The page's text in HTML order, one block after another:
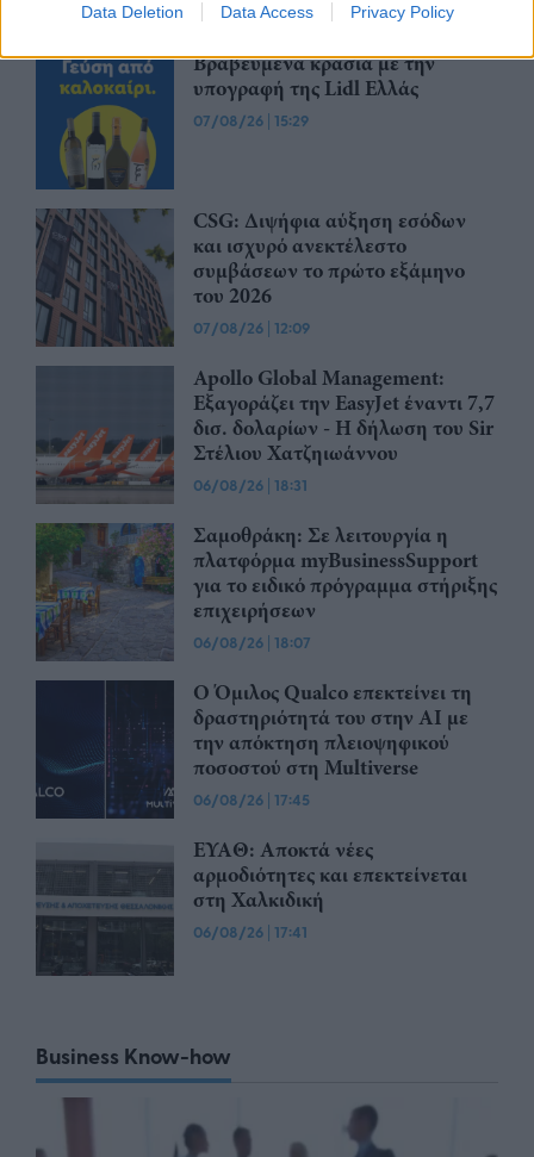
Data Deletion Data Access Privacy Policy
Βραβευμένα κρασιά με την
υπογραφή της Lidl Ελλάς
07/08/26 | 15:29
CSG: Διψήφια αύξηση εσόδων
και ισχυρό ανεκτέλεστο
συμβάσεων το πρώτο εξάμηνο
του 2026
07/08/26 | 12:09
Apollo Global Management:
Εξαγοράζει την EasyJet έναντι 7,7
δισ. δολαρίων - Η δήλωση του Sir
Στέλιου Χατζηιωάννου
06/08/26 | 18:31
Σαμοθράκη: Σε λειτουργία η
πλατφόρμα myBusinessSupport
για το ειδικό πρόγραμμα στήριξης
επιχειρήσεων
06/08/26 | 18:07
Ο Όμιλος Qualco επεκτείνει τη
δραστηριότητά του στην ΑΙ με
την απόκτηση πλειοψηφικού
ποσοστού στη Multiverse
06/08/26 | 17:45
ΕΥΑΘ: Αποκτά νέες
αρμοδιότητες και επεκτείνεται
στη Χαλκιδική
06/08/26 | 17:41
Business Know-how